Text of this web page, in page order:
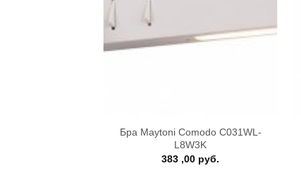
Бра Maytoni Comodo C031WL-
L8W3K
383 ,00 руб.